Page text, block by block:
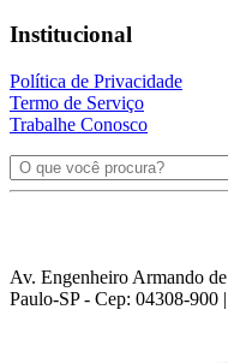
Institucional
Política de Privacidade
Termo de Serviço
Trabalhe Conosco
Av. Engenheiro Armando
Paulo-SP - Cep: 04308-900